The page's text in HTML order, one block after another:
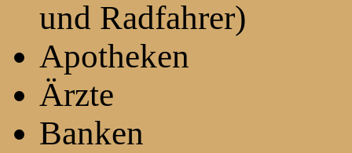
und Radfahrer)
Apotheken
Ärzte
Banken